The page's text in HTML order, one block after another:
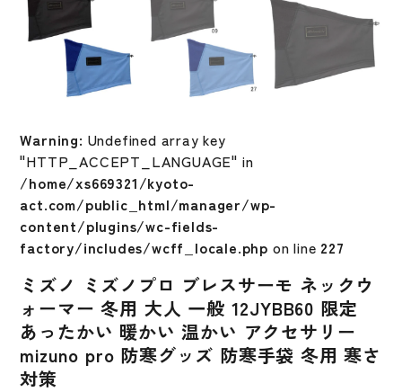
Warning: Undefined array key
"HTTP_ACCEPT_LANGUAGE" in
/home/xs669321/kyoto-
act.com/public_html/manager/wp-
content/plugins/wc-fields-
factory/includes/wcff_locale.php on line 227
ミズノ ミズノプロ ブレスサーモ ネックウ
ォーマー 冬用 大人 一般 12JYBB60 限定
あったかい 暖かい 温かい アクセサリー
mizuno pro 防寒グッズ 防寒手袋 冬用 寒さ
対策